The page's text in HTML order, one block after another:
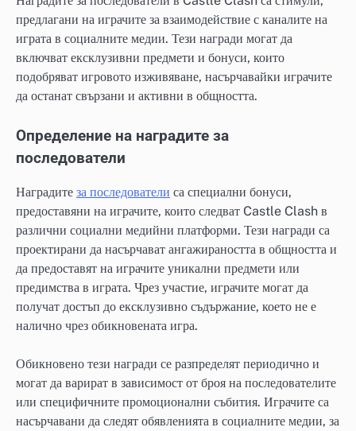
предлагани на играчите за взаимодействие с каналите на
играта в социалните медии. Тези награди могат да
включват ексклузивни предмети и бонуси, които
подобряват игровото изживяване, насърчавайки играчите
да останат свързани и активни в общността.
Определение на наградите за
последователи
Наградите за последователи са специални бонуси,
предоставяни на играчите, които следват Castle Clash в
различни социални медийни платформи. Тези награди са
проектирани да насърчават ангажираността в общността и
да предоставят на играчите уникални предмети или
предимства в играта. Чрез участие, играчите могат да
получат достъп до ексклузивно съдържание, което не е
налично чрез обикновената игра.
Обикновено тези награди се разпределят периодично и
могат да варират в зависимост от броя на последователите
или специфичните промоционални събития. Играчите са
насърчавани да следят обявленията в социалните медии, за